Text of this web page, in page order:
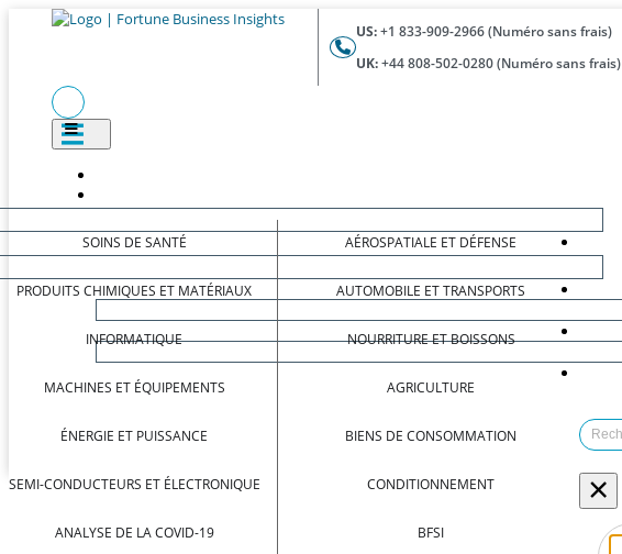
US:+1 833-909-2966 (Numéro sans frais)
UK:+44 808-502-0280 (Numéro sans frais)
SOINS DE SANTÉ
PRODUITS CHIMIQUES ET MATÉRIAUX
INFORMATIQUE
MACHINES ET ÉQUIPEMENTS
ÉNERGIE ET PUISSANCE
SEMI-CONDUCTEURS ET ÉLECTRONIQUE
ANALYSE DE LA COVID-19
AÉROSPATIALE ET DÉFENSE
AUTOMOBILE ET TRANSPORTS
NOURRITURE ET BOISSONS
AGRICULTURE
BIENS DE CONSOMMATION
CONDITIONNEMENT
BFSI
×